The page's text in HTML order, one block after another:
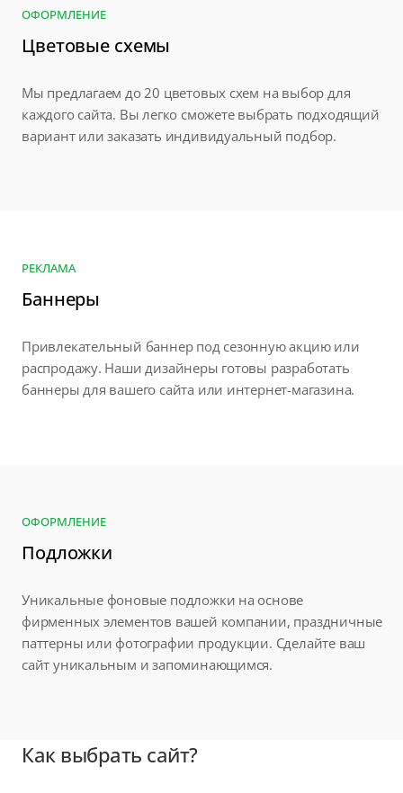
ОФОРМЛЕНИЕ
Цветовые схемы
Мы предлагаем до 20 цветовых схем на выбор для
каждого сайта. Вы легко сможете выбрать подходящий
вариант или заказать индивидуальный подбор.
РЕКЛАМА
Баннеры
Привлекательный баннер под сезонную акцию или
распродажу. Наши дизайнеры готовы разработать
баннеры для вашего сайта или интернет-магазина.
ОФОРМЛЕНИЕ
Подложки
Уникальные фоновые подложки на основе
фирменных элементов вашей компании, праздничные
паттерны или фотографии продукции. Сделайте ваш
сайт уникальным и запоминающимся.
Как выбрать сайт?